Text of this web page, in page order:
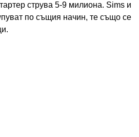
струва 5-9 милиона. Sims и
по същия начин, те също се